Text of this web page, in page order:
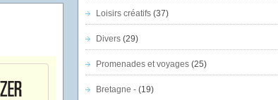
Loisirs créatifs(37)
Divers(29)
Promenades et voyages(25)
Bretagne -(19)